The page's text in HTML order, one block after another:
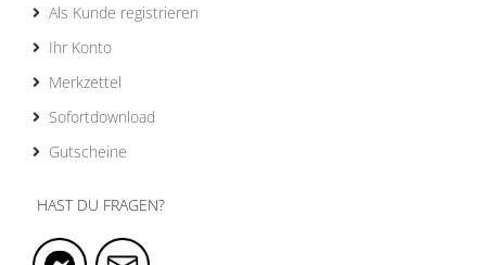
Als Kunde registrieren
Ihr Konto
Merkzettel
Sofortdownload
Gutscheine
HAST DU FRAGEN?